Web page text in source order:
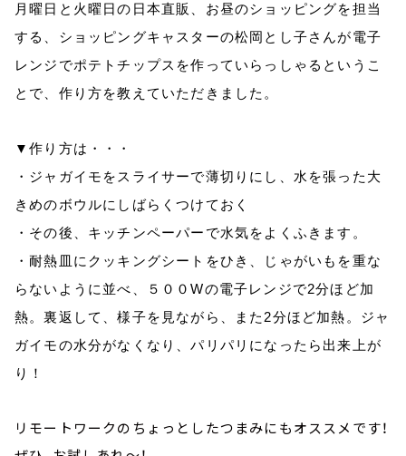
月曜日と火曜日の日本直販、お昼のショッピングを担当
する、 ショッピングキャスターの松岡とし子さんが電子
レンジでポテトチップスを作っていらっしゃるというこ
とで、作り方を教えていただきました。
▼作り方は・・・
・ジャガイモをスライサーで薄切りにし、水を張った大
きめのボウルにしばらくつけておく
・その後、キッチンペーパーで水気をよくふきます。
・耐熱皿にクッキングシートをひき、じゃがいもを重な
らないように並べ、５００Wの電子レンジで2分ほど加
熱。裏返して、様子を見ながら、また 2分ほど加熱。ジャ
ガイモの水分がなくなり、パリパリになったら出来上が
り！
リモートワークのちょっとしたつまみにもオススメです！